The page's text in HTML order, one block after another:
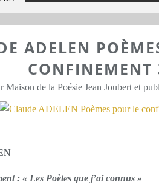
ADELEN
CONFINEMENT
Maison de la Poésie Jean Joubert et
: « Les Poètes que j’ai connus »